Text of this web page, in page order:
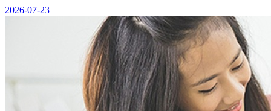
2026-07-23